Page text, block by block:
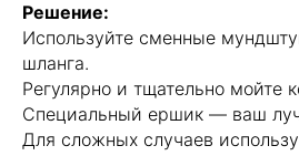
Решение:
Используйте сменные
шланга.
Регулярно и тщательно мойте
Специальный ершик — ваш
Для сложных случаев